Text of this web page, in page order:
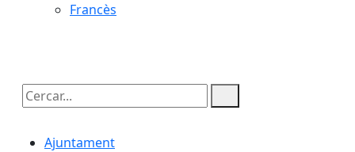
Francès
Cercar:
Ajuntament